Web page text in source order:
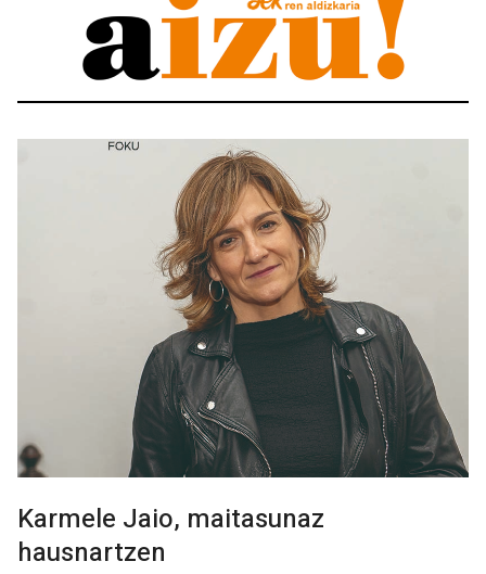
Karmele Jaio, maitasunaz
hausnartzen